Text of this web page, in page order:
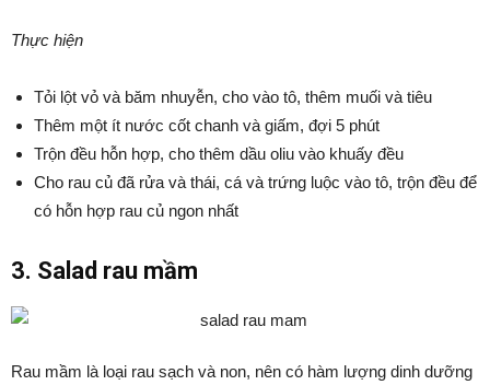
Thực hiện
Tỏi lột vỏ và băm nhuyễn, cho vào tô, thêm muối và tiêu
Thêm một ít nước cốt chanh và giấm, đợi 5 phút
Trộn đều hỗn hợp, cho thêm dầu oliu vào khuấy đều
Cho rau củ đã rửa và thái, cá và trứng luộc vào tô, trộn đều để
có hỗn hợp rau củ ngon nhất
3. Salad rau mầm
Rau mầm là loại rau sạch và non, nên có hàm lượng dinh dưỡng